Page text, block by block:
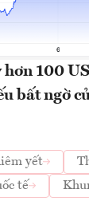
hơn 100
bất ngờ
yết
tế